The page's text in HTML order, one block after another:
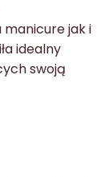
jak i
idealny
swoją